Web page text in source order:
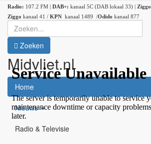
Radio: 107.2 FM | DAB+: kanaal 5C (DAB lokaal 33) | Ziggo
Ziggo kanaal 41 / KPN kanaal 1489 /Odido kanaal 877
Midvliet.nl
Home
Nieuws
Radio & Televisie
Zoeken